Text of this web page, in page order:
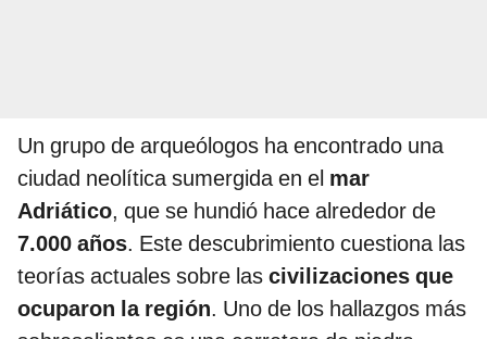
Un grupo de arqueólogos ha encontrado una
ciudad neolítica sumergida en el mar
Adriático, que se hundió hace alrededor de
7.000 años. Este descubrimiento cuestiona las
teorías actuales sobre las civilizaciones que
ocuparon la región. Uno de los hallazgos más